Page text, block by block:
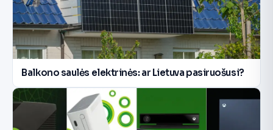
Balkono saulės elektrinės: ar Lietuva pasiruošusi?